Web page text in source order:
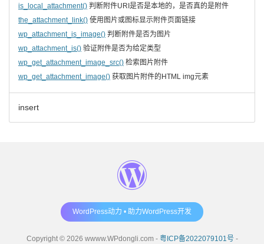
is_local_attachment() 判断附件URI是否是本地的，是否真的是附件
the_attachment_link() 使用图片或图标显示附件页面链接
wp_attachment_is_image() 判断附件是否为图片
wp_attachment_is() 验证附件是否为给定类型
wp_get_attachment_image_src() 检索图片附件
wp_get_attachment_image() 获取图片附件的HTML img元素
insert
WordPress动力 • 助力WordPress开发
Copyright © 2026 wwww.WPdongli.com - 粤ICP备2022079101号-